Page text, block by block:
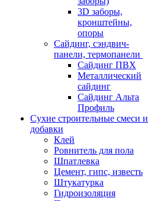
3D заборы,
кронштейны,
опоры
Cайдинг, сэндвич-
панели, термопанели
Сайдинг ПВХ
Металлический
сайдинг
Сайдинг Альта
Профиль
Сухие строительные смеси и
добавки
Клей
Ровнитель для пола
Шпатлевка
Цемент, гипс, известь
Штукатурка
Гидроизоляция